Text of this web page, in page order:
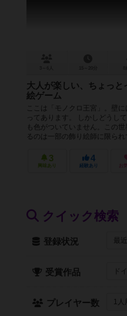
大人が楽しい、ちょっと
絵ゲーム
ここは「モノクロ王宮」。壁
ってあります。 しかしどうし
も色がついていません。この
るのは一部の飾り絵師に限られ
3
興味あり
4
経験あり お
クイック検索
登録状況 最
受賞作品 ド
プレイヤー数 1人用